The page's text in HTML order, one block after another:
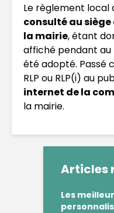
Le règlement
consulté au siège
la mairie, étant
affiché pendant au
été adopté. Passé
RLP ou RLP(i) au
internet de la
la mairie.
Articles
Les